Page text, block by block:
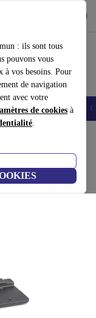
: ils sont tous
pouvons vous
vos besoins. Pour
de navigation
avec votre
de cookies à
.
Accessoires